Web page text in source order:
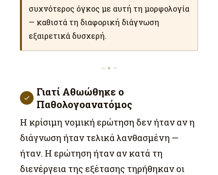
συχνότερος όγκος με αυτή τη μορφολογία
— καθιστά τη διαφορική διάγνωση
εξαιρετικά δυσχερή.
— ✦ —
Γιατί Αθωώθηκε ο
Παθολογοανατόμος
Η κρίσιμη νομική ερώτηση δεν ήταν αν η
διάγνωση ήταν τελικά λανθασμένη —
ήταν. Η ερώτηση ήταν αν κατά τη
διενέργεια της εξέτασης τηρήθηκαν οι